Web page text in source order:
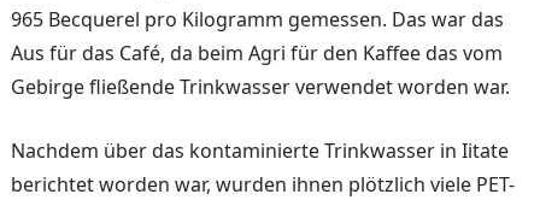
965 Becquerel pro Kilogramm ge­messen. Das war das
Aus für das Café, da beim Agri für den Kaffee das vom
Gebirge fließende Trinkwasser verwen­det worden war.
Nachdem über das kontami­nierte Trinkwasser in Iitate
be­richtet worden war, wurden ihnen plötzlich viele PET-